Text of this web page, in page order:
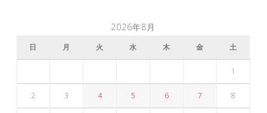
2026年8月
日 月 火 水 木 金 土
1
2 3 4 5 6 7 8